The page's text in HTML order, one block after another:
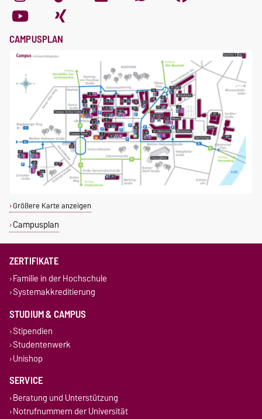
CAMPUSPLAN
Größere Karte anzeigen
Campusplan
ZERTIFIKATE
Familie in der Hochschule
Systemakkreditierung
STUDIUM & CAMPUS
Stipendien
Studentenwerk
Unishop
SERVICE
Beratung und Unterstützung
Notrufnummern der Universität